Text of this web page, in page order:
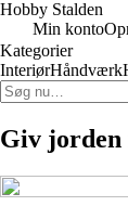
Hobby Stalden
Min konto
Kategorier
InteriørHåndværk
Giv jorden